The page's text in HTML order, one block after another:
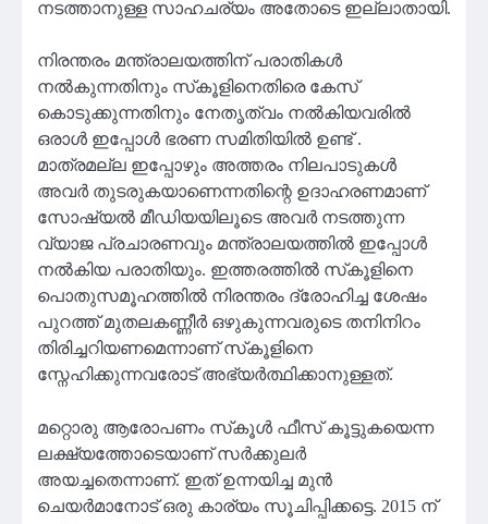
നടത്താനുള്ള സാഹചര്യം അതോടെ ഇല്ലാതായി.
നിരന്തരം മന്ത്രാലയത്തിന് പരാതികൾ
നൽകുന്നതിനും സ്‌കൂളിനെതിരെ കേസ്
കൊടുക്കുന്നതിനും നേതൃത്വം നൽകിയവരിൽ
ഒരാൾ ഇപ്പോൾ ഭരണ സമിതിയിൽ ഉണ്ട് .
മാത്രമല്ല ഇപ്പോഴും അത്തരം നിലപാടുകൾ
അവർ തുടരുകയാണെന്നതിന്റെ ഉദാഹരണമാണ്
സോഷ്യൽ മീഡിയയിലൂടെ അവർ നടത്തുന്ന
വ്യാജ പ്രചാരണവും മന്ത്രാലയത്തിൽ ഇപ്പോൾ
നൽകിയ പരാതിയും. ഇത്തരത്തിൽ സ്‌കൂളിനെ
പൊതുസമൂഹത്തിൽ നിരന്തരം ദ്രോഹിച്ച ശേഷം
പുറത്ത് മുതലകണ്ണീർ ഒഴുകുന്നവരുടെ തനിനിറം
തിരിച്ചറിയണമെന്നാണ് സ്‌കൂളിനെ
സ്നേഹിക്കുന്നവരോട് അഭ്യർത്ഥിക്കാനുള്ളത്.
മറ്റൊരു ആരോപണം സ്‌കൂൾ ഫീസ് കൂട്ടുകയെന്ന
ലക്ഷ്യത്തോടെയാണ് സർക്കുലർ
അയച്ചതെന്നാണ്. ഇത് ഉന്നയിച്ച മുൻ
ചെയർമാനോട് ഒരു കാര്യം സൂചിപ്പിക്കട്ടെ. 2015 ന്